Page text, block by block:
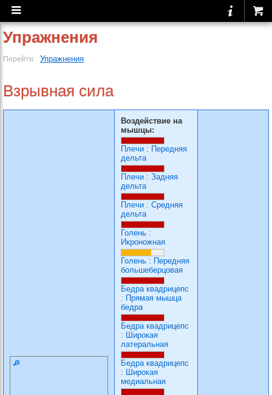
Упражнения
Перейти: Упражнения
Взрывная сила
Воздействие на
мышцы:
Плечи : Передняя
дельта
Плечи : Задняя
дельта
Плечи : Средняя
дельта
Голень :
Икроножная
Голень : Передняя
большеберцовая
Бедра квадрицепс
: Прямая мышца
бедра
Бедра квадрицепс
: Широкая
латеральная
Бедра квадрицепс
: Широкая
медиальная